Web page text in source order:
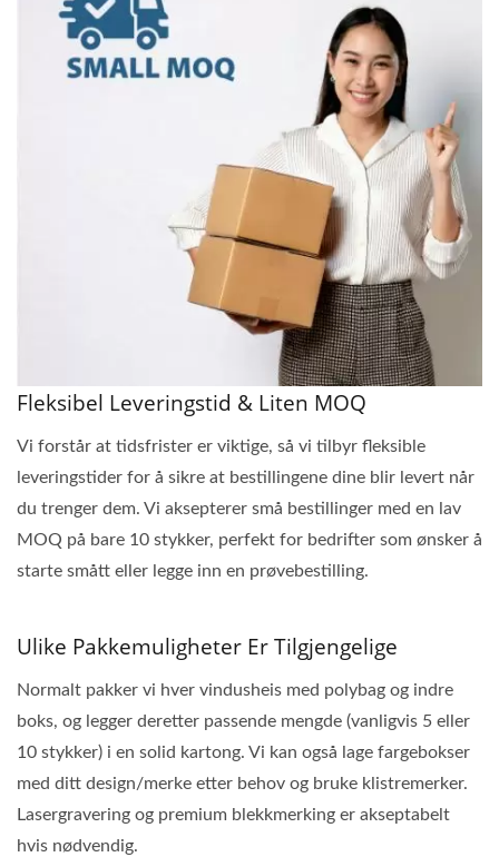
Fleksibel Leveringstid & Liten MOQ
Vi forstår at tidsfrister er viktige, så vi tilbyr fleksible
leveringstider for å sikre at bestillingene dine blir levert når
du trenger dem. Vi aksepterer små bestillinger med en lav
MOQ på bare 10 stykker, perfekt for bedrifter som ønsker å
starte smått eller legge inn en prøvebestilling.
Ulike Pakkemuligheter Er Tilgjengelige
Normalt pakker vi hver vindusheis med polybag og indre
boks, og legger deretter passende mengde (vanligvis 5 eller
10 stykker) i en solid kartong. Vi kan også lage fargebokser
med ditt design/merke etter behov og bruke klistremerker.
Lasergravering og premium blekkmerking er akseptabelt
hvis nødvendig.